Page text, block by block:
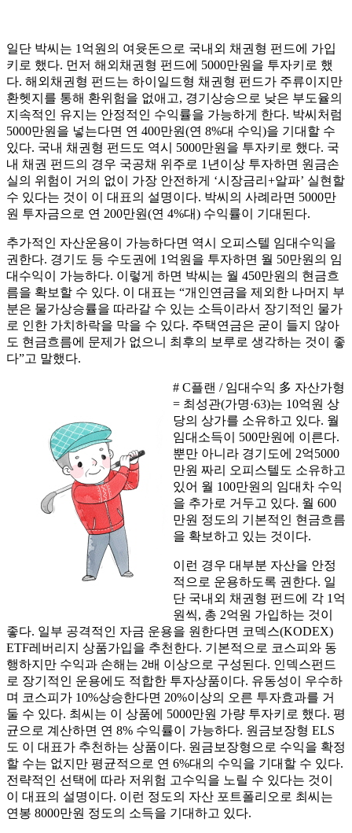
일단 박씨는 1억원의 여윳돈으로 국내외 채권형 펀드에 가입
키로 했다. 먼저 해외채권형 펀드에 5000만원을 투자키로 했
다. 해외채권형 펀드는 하이일드형 채권형 펀드가 주류이지만
환헷지를 통해 환위험을 없애고, 경기상승으로 낮은 부도율의
지속적인 유지는 안정적인 수익률을 가능하게 한다. 박씨처럼
5000만원을 넣는다면 연 400만원(연 8%대 수익)을 기대할 수
있다. 국내 채권형 펀드도 역시 5000만원을 투자키로 했다. 국
내 채권 펀드의 경우 국공채 위주로 1년이상 투자하면 원금손
실의 위험이 거의 없이 가장 안전하게 ‘시장금리+알파’ 실현할
수 있다는 것이 이 대표의 설명이다. 박씨의 사례라면 5000만
원 투자금으로 연 200만원(연 4%대) 수익률이 기대된다.
추가적인 자산운용이 가능하다면 역시 오피스텔 임대수익을
권한다. 경기도 등 수도권에 1억원을 투자하면 월 50만원의 임
대수익이 가능하다. 이렇게 하면 박씨는 월 450만원의 현금흐
름을 확보할 수 있다. 이 대표는 “개인연금을 제외한 나머지 부
분은 물가상승률을 따라갈 수 있는 소득이라서 장기적인 물가
로 인한 가치하락을 막을 수 있다. 주택연금은 굳이 들지 않아
도 현금흐름에 문제가 없으니 최후의 보루로 생각하는 것이 좋
다”고 말했다.
# C플랜 / 임대수익 多 자산가형
= 최성관(가명·63)는 10억원 상
당의 상가를 소유하고 있다. 월
임대소득이 500만원에 이른다.
뿐만 아니라 경기도에 2억5000
만원 짜리 오피스텔도 소유하고
있어 월 100만원의 임대차 수익
을 추가로 거두고 있다. 월 600
만원 정도의 기본적인 현금흐름
을 확보하고 있는 것이다.
이런 경우 대부분 자산을 안정
적으로 운용하도록 권한다. 일
단 국내외 채권형 펀드에 각 1억
원씩, 총 2억원 가입하는 것이
좋다. 일부 공격적인 자금 운용을 원한다면 코덱스(KODEX)
ETF레버리지 상품가입을 추천한다. 기본적으로 코스피와 동
행하지만 수익과 손해는 2배 이상으로 구성된다. 인덱스펀드
로 장기적인 운용에도 적합한 투자상품이다. 유동성이 우수하
며 코스피가 10%상승한다면 20%이상의 오른 투자효과를 거
둘 수 있다. 최씨는 이 상품에 5000만원 가량 투자키로 했다. 평
균으로 계산하면 연 8% 수익률이 가능하다. 원금보장형 ELS
도 이 대표가 추천하는 상품이다. 원금보장형으로 수익을 확정
할 수는 없지만 평균적으로 연 6%대의 수익을 기대할 수 있다.
전략적인 선택에 따라 저위험 고수익을 노릴 수 있다는 것이
이 대표의 설명이다. 이런 정도의 자산 포트폴리오로 최씨는
연봉 8000만원 정도의 소득을 기대하고 있다.